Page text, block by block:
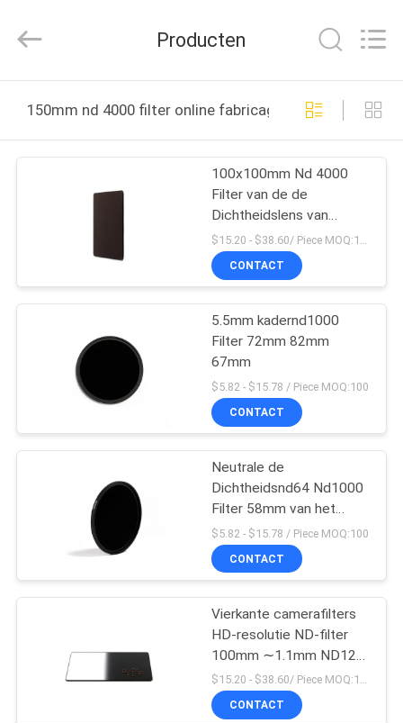
PRODUCTEN
FABRIEKSREIS
KWALITEITSCONTROLE
CONTACTEER
ONS
VERZOEK
CITAAT
SITEMAP
Shadow
Technology
Rights
Producten
150mm nd 4000 filter online fabricage
100x100mm Nd 4000
Filter van de de
Dichtheidslens van
Nd256 Nd32000 de
Neutrale
$15.20 - $38.60/ Piece MOQ:100
CONTACT
5.5mm kadernd1000
Filter 72mm 82mm
67mm
$5.82 - $15.78 / Piece MOQ:100
CONTACT
Neutrale de
Dichtheidsnd64 Nd1000
Filter 58mm van het
Schottglas
$5.82 - $15.78 / Piece MOQ:100
CONTACT
Vierkante camerafilters
HD-resolutie ND-filter
100mm ∼1.1mm ND128
7 stop met coatings
$15.20 - $38.60/ Piece MOQ:100
CONTACT